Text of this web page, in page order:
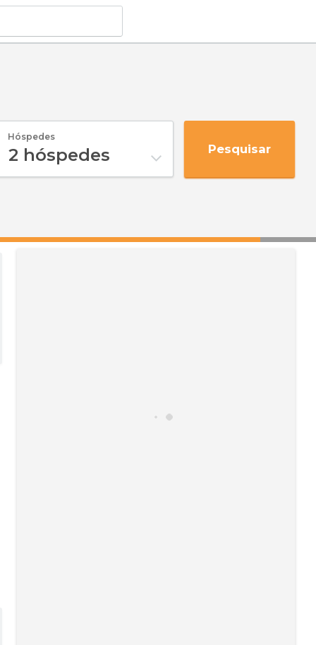
Hóspedes
2 hóspedes Pesquisar